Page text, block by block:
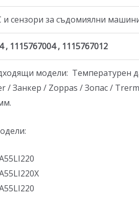
и сензори за съдомиялни
, 1115767004 , 1115767012
модели: Температурен
/ Занкер / Zoppas / Зопас /